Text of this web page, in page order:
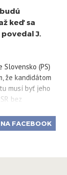
keď sa
J.
Slovensko (PS)
že kandidátom
musí byť jeho
bez
V TASR TV to
FACEBOOK